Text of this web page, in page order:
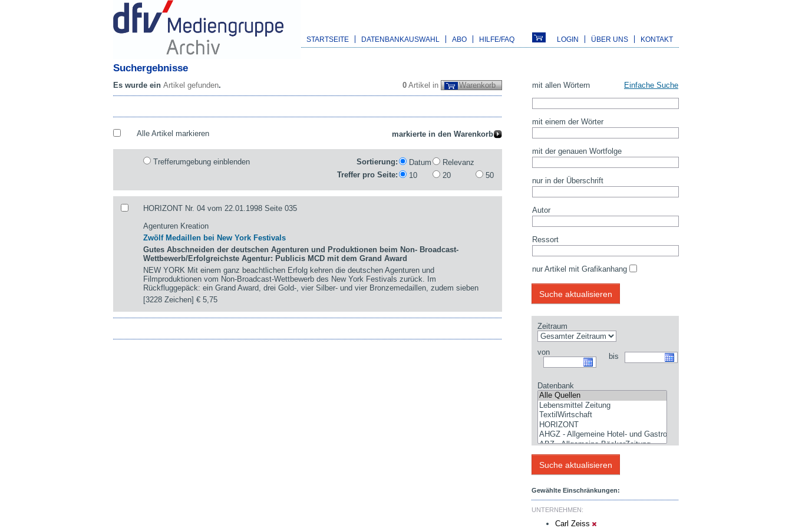
STARTSEITE DATENBANKAUSWAHL ABO HILFE/FAQ LOGIN ÜBER UNS KONTAKT
Suchergebnisse
0 Artikel in Warenkorb
Es wurde ein Artikel gefunden.
Alle Artikel markieren
Trefferumgebung einblenden Sortierung: Datum
Relevanz
Treffer pro Seite:
10 20 50
HORIZONT Nr. 04 vom 22.01.1998 Seite 035
Agenturen Kreation
Zwölf Medaillen bei New York Festivals
Gutes Abschneiden der deutschen Agenturen und Produktionen beim Non- Broadcast-
Wettbewerb/Erfolgreichste Agentur: Publicis MCD mit dem Grand Award
NEW YORK Mit einem ganz beachtlichen Erfolg kehren die deutschen Agenturen und
Filmproduktionen vom Non-Broadcast-Wettbewerb des New York Festivals zurück. Im
Rückfluggepäck: ein Grand Award, drei Gold-, vier Silber- und vier Bronzemedaillen, zudem sieben
[3228 Zeichen]€ 5,75
mit allen Wörtern Einfache Suche
mit einem der Wörter
mit der genauen Wortfolge
nur in der Überschrift
Autor
Ressort
nur Artikel mit Grafikanhang
Zeitraum
von bis
Datenbank
Gewählte Einschränkungen:
UNTERNEHMEN:
Carl Zeiss